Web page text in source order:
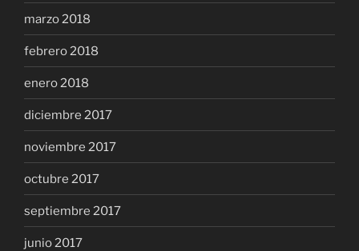
marzo 2018
febrero 2018
enero 2018
diciembre 2017
noviembre 2017
octubre 2017
septiembre 2017
junio 2017